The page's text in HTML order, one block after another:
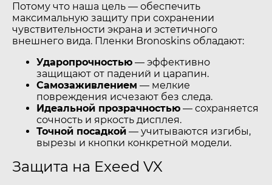
Потому что наша цель — обеспечить
максимальную защиту при сохранении
чувствительности экрана и эстетичного
внешнего вида. Пленки Bronoskins обладают:
Ударопрочностью — эффективно
защищают от падений и царапин.
Самозаживлением — мелкие
повреждения исчезают без следа.
Идеальной прозрачностью — сохраняется
сочность и яркость дисплея.
Точной посадкой — учитываются изгибы,
вырезы и кнопки конкретной модели.
Защита на Exeed VX